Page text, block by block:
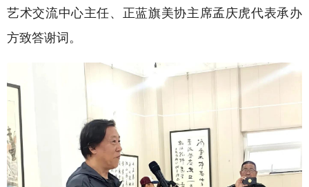
艺术交流中心主任、正蓝旗美协主席孟庆虎代表承办
方致答谢词。